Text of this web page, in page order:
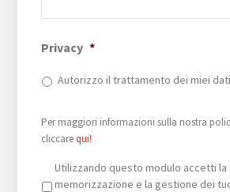
Privacy *
Autorizzo il trattamento dei miei
Per maggiori informazioni sulla nostra
cliccarequi!
Privacy *
Utilizzando questo modulo accetti la
memorizzazione e la gestione dei